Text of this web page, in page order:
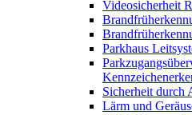
Videosicherheit
Parkhaus
Sicherheit durch
Lärm und